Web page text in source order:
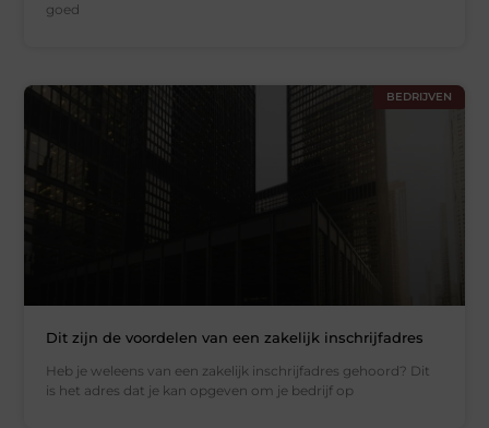
goed
BEDRIJVEN
Dit zijn de voordelen van een zakelijk inschrijfadres
Heb je weleens van een zakelijk inschrijfadres gehoord? Dit
is het adres dat je kan opgeven om je bedrijf op